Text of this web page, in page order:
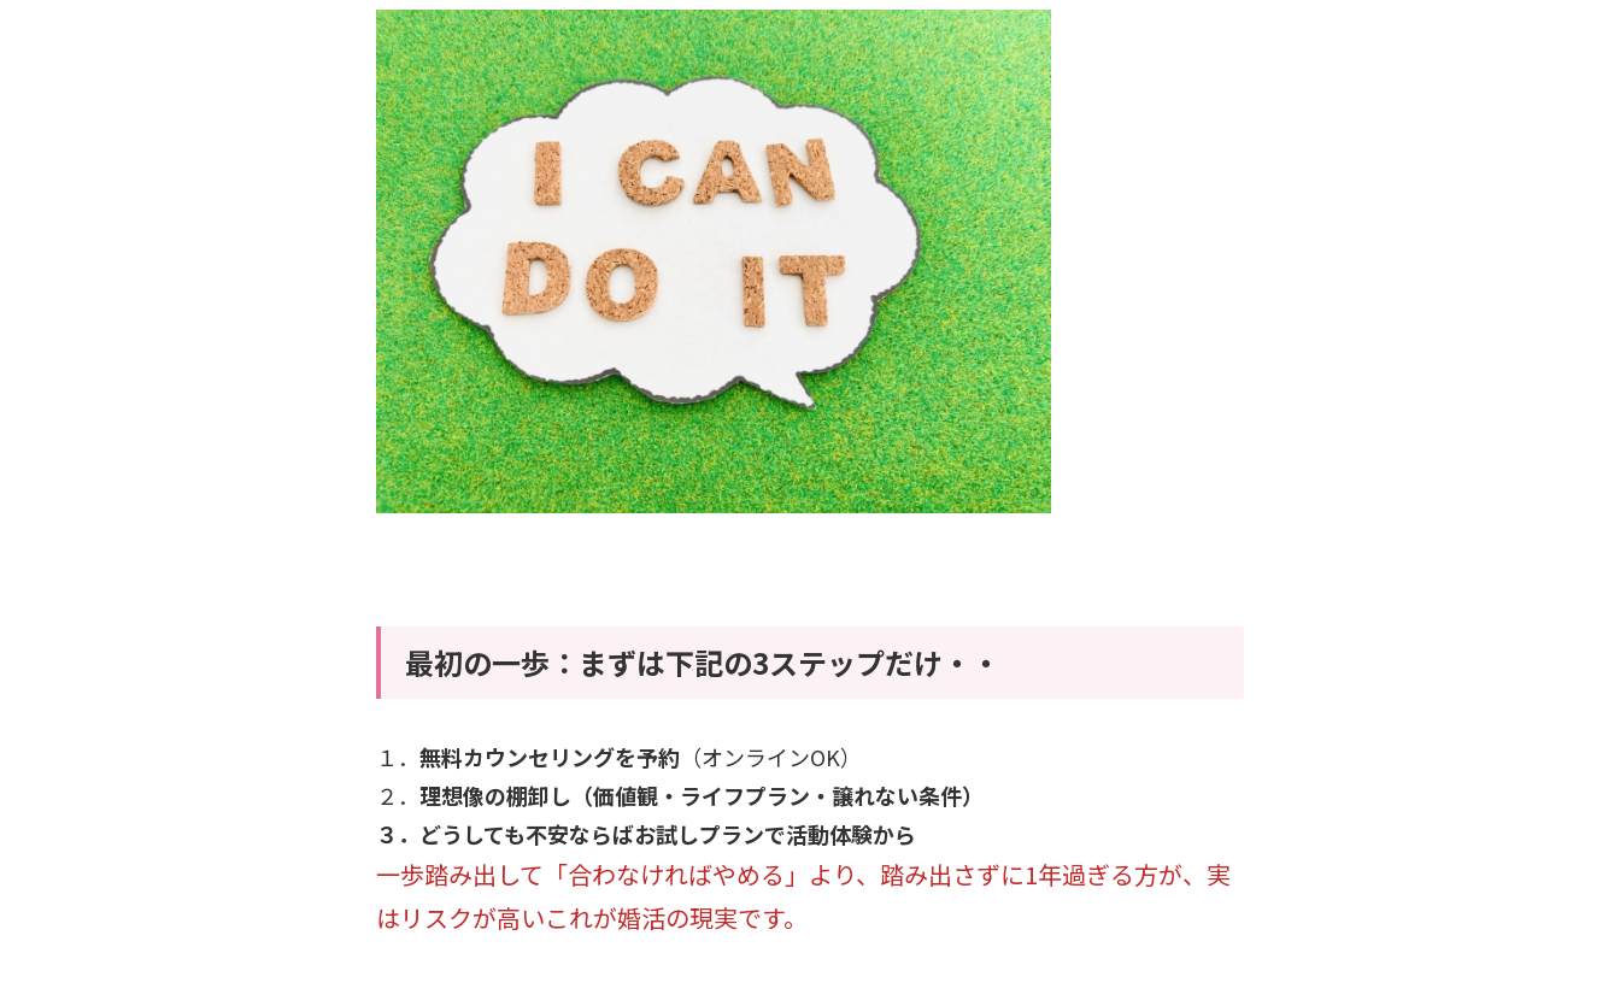
最初の一歩：まずは下記の3ステップだけ・・
１． 無料カウンセリングを予約 （オンラインOK）
２． 理想像の棚卸し（価値観・ライフプラン・譲れない条件）
３．どうしても不安ならばお試しプランで活動体験から
一歩踏み出して「合わなければやめる」より、踏み出さずに1年過ぎる方が、実
はリスクが高いこれが婚活の現実です。